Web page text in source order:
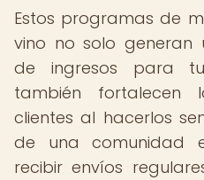
Estos programas de
vino no solo generan
de ingresos para
también
clientes al hacerlos
de una comunidad
recibir envíos